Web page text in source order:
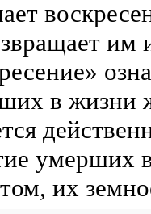
им
в жизни
умерших
их